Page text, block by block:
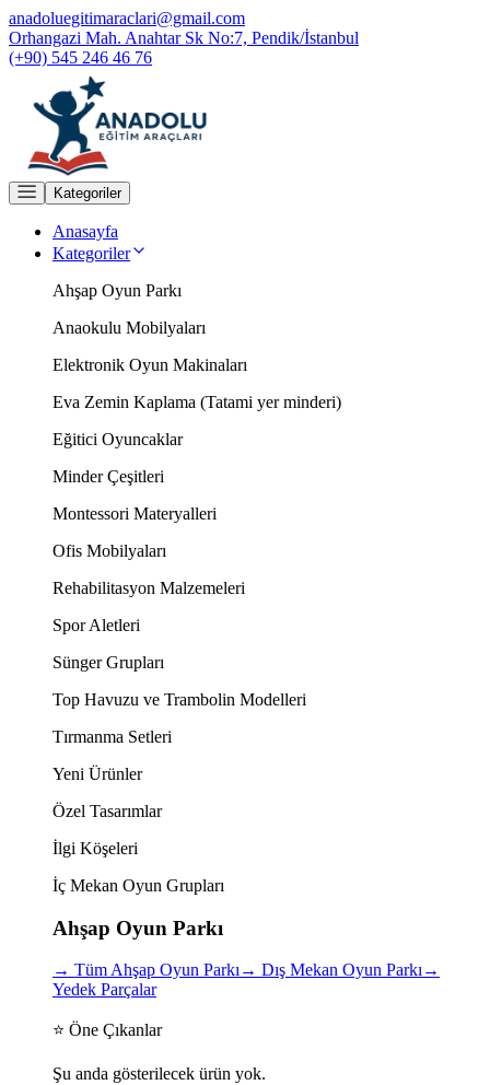
anadoluegitimaraclari@gmail.com
Orhangazi Mah. Anahtar Sk No:7, Pendik/İstanbul
(+90) 545 246 46 76
Kategoriler
Anasayfa
Kategoriler
Ahşap Oyun Parkı
Anaokulu Mobilyaları
Elektronik Oyun Makinaları
Eva Zemin Kaplama (Tatami yer minderi)
Eğitici Oyuncaklar
Minder Çeşitleri
Montessori Materyalleri
Ofis Mobilyaları
Rehabilitasyon Malzemeleri
Spor Aletleri
Sünger Grupları
Top Havuzu ve Trambolin Modelleri
Tırmanma Setleri
Yeni Ürünler
Özel Tasarımlar
İlgi Köşeleri
İç Mekan Oyun Grupları
Ahşap Oyun Parkı
→ Tüm Ahşap Oyun Parkı→ Dış Mekan Oyun Parkı→
Yedek Parçalar
⭐ Öne Çıkanlar
Şu anda gösterilecek ürün yok.